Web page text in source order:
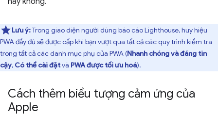
Lưu ý:Trong giao diện người dùng báo cáo Lighthouse, huy hiệu
PWA đầy đủ sẽ được cấp khi bạn vượt qua tất cả các quy trình kiểm tra
trong tất cả các danh mục phụ của PWA (Nhanh chóng và đáng tin
cậy, Có thể cài đặtvà PWA được tối ưu hoá).
Cách thêm biểu tượng cảm ứng của
Apple